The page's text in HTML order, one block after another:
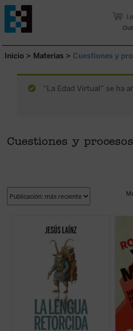
1
Saltar al contenido.
Inicio > Materias > Cuestiones y
“La Edad Virtual” se ha
Cuestiones y
ocurrencias en el uso cotidiano de la lengua
historia, manipulaciones de los incansables
separatistas, ridiculeces de políticos y
otros pedantes... Y lo más grave: ...
El
en este
otros
Este
lejano